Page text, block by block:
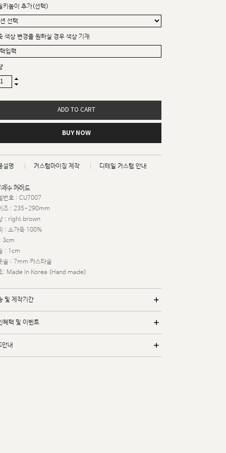
키높이 추가(선택)
색상 변경을 원하실 경우 색상 기재
ADD TO CART
BUY NOW
설명 커스텀마이징 제작 디테일 커스텀 안내
치수 가이드
트 : 007
번호 : CU7007
즈 : 235~290mm
: right brown
: 소가죽 100%
3cm
: 1cm
솔 : 7mm 카스타솔
: Made In Korea (Hand made)
및 제작기간
혜택 및 이벤트
내